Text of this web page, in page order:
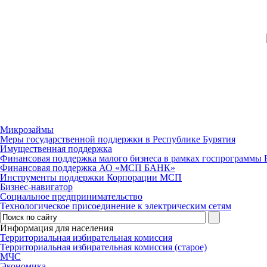
Микрозаймы
Меры государственной поддержки в Республике Бурятия
Имущественная поддержка
Финансовая поддержка малого бизнеса в рамках госпрограммы
Финансовая поддержка АО «МСП БАНК»
Инструменты поддержки Корпорации МСП
Бизнес-навигатор
Социальное предпринимательство
Технологическое присоединение к электрическим сетям
Информация для населения
Территориальная избирательная комиссия
Территориальная избирательная комиссия (старое)
МЧС